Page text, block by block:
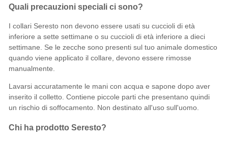
Quali precauzioni speciali ci sono?
I collari Seresto non devono essere usati su cuccioli di età
inferiore a sette settimane o su cuccioli di età inferiore a dieci
settimane. Se le zecche sono presenti sul tuo animale domestico
quando viene applicato il collare, devono essere rimosse
manualmente.
Lavarsi accuratamente le mani con acqua e sapone dopo aver
inserito il colletto. Contiene piccole parti che presentano quindi
un rischio di soffocamento. Non destinato all'uso sull'uomo.
Chi ha prodotto Seresto?